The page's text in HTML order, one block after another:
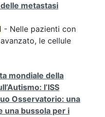
metastasi
- Nelle pazienti con
le cellule
mondiale della
l’ISS
Osservatorio: una
una bussola per i